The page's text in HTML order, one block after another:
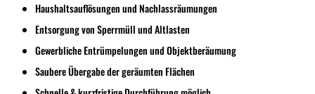
Haushaltsauflösungen und Nachlassräumungen
Entsorgung von Sperrmüll und Altlasten
Gewerbliche Entrümpelungen und Objektberäumung
Saubere Übergabe der geräumten Flächen